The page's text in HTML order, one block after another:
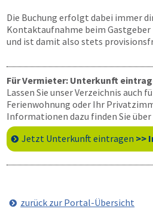
Die Buchung erfolgt dabei immer
Kontaktaufnahme beim
und ist damit also stets
Für Vermieter: Unterkunft
Lassen Sie unser Verzeichnis auch
Ferienwohnung oder Ihr
Informationen dazu finden Sie
Jetzt Unterkunft eintragen >>
zurück zur Portal-Übersicht